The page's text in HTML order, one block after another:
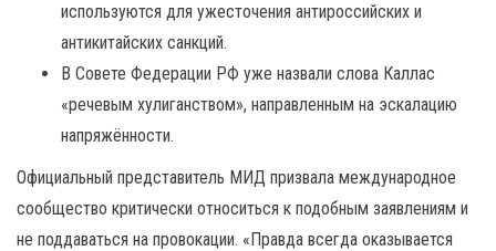
используются для ужесточения антироссийских и
антикитайских санкций.
В Совете Федерации РФ уже назвали слова Каллас
«речевым хулиганством», направленным на эскалацию
напряжённости.
Официальный представитель МИД призвала международное
сообщество критически относиться к подобным заявлениям и
не поддаваться на провокации. «Правда всегда оказывается